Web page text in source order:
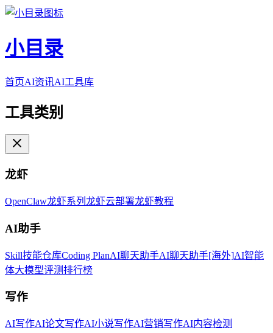
小目录
首页AI资讯AI工具库
工具类别
龙虾
OpenClaw龙虾系列 龙虾云部署龙虾教程
AI助手
Skill技能仓库Coding PlanAI聊天助手AI聊天助手[海外]AI智能
体大模型评测排行榜
写作
AI写作AI论文写作AI小说写作AI营销写作AI内容检测